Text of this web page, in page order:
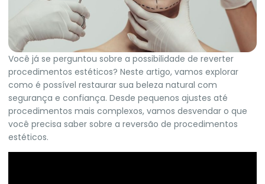
Você já se perguntou sobre a possibilidade de reverter
procedimentos estéticos? Neste artigo, vamos explorar
como é possível restaurar sua beleza natural com
segurança e confiança. Desde pequenos ajustes até
procedimentos mais complexos, vamos desvendar o que
você precisa saber sobre a reversão de procedimentos
estéticos.